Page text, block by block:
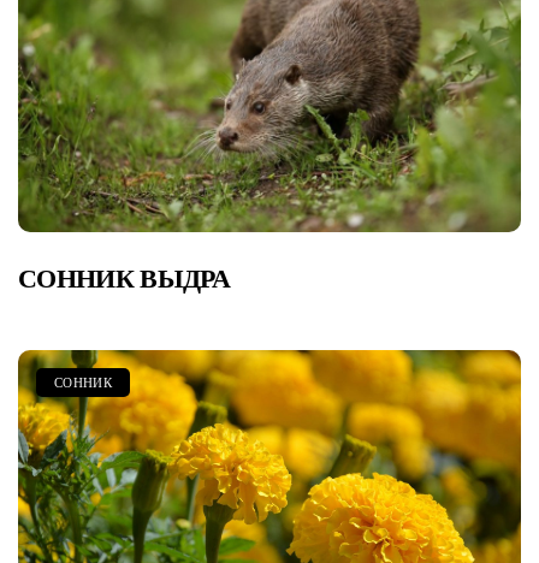
СОННИК ВЫДРА
СОННИК